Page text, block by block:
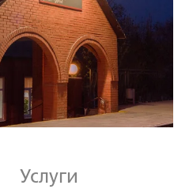
Услуги